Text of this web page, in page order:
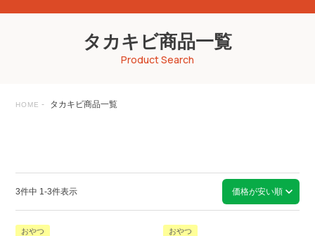
タカキビ商品一覧
Product Search
HOME タカキビ商品一覧
価格が安い順
3件中 1-3件表示
おやつ おやつ